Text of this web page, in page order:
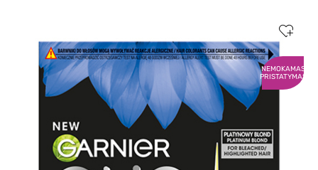
NEMOKAMAS
PRISTATYMAS